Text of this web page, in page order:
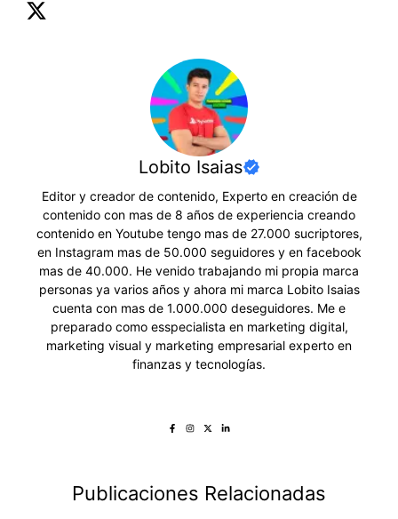
Lobito Isaias
Editor y creador de contenido, Experto en creación de
contenido con mas de 8 años de experiencia creando
contenido en Youtube tengo mas de 27.000 sucriptores,
en Instagram mas de 50.000 seguidores y en facebook
mas de 40.000. He venido trabajando mi propia marca
personas ya varios años y ahora mi marca Lobito Isaias
cuenta con mas de 1.000.000 deseguidores. Me e
preparado como esspecialista en marketing digital,
marketing visual y marketing empresarial experto en
finanzas y tecnologías.
Publicaciones Relacionadas